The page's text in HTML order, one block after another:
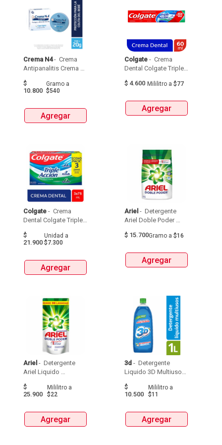
Crema N4 - Crema
Antipanalitis Crema
$
10.800
Gramo a
$540
Agregar
Colgate - Crema
Dental Colgate Triple
$ 4.600 Mililitro a $77
Agregar
Colgate - Crema
Dental Colgate Triple
$
21.900
Unidad a
$7.300
Agregar
Ariel - Detergente
Ariel Doble Poder
$ 15.700Gramo a $16
Agregar
Ariel - Detergente
Ariel Liquido
$
25.900
Mililitroa
$22
Agregar
3d - Detergente
Liquido 3D Multiusos
$
10.500
Mililitroa
$11
Agregar